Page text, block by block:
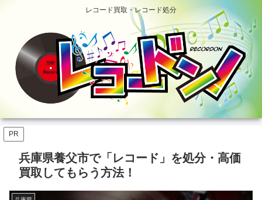
レコード買取・レコード処分
PR
兵庫県養父市で「レコード」を処分・高価
買取してもらう方法！